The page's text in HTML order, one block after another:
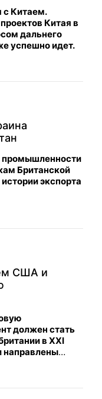
с Китаем.
Китая в
дальнего
успешно идет.
промышленности
Британской
экспорта
США и
должен стать
в XXI
направлены